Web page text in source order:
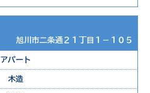
旭川市二条通２１丁目１－１０５
アパート
木造